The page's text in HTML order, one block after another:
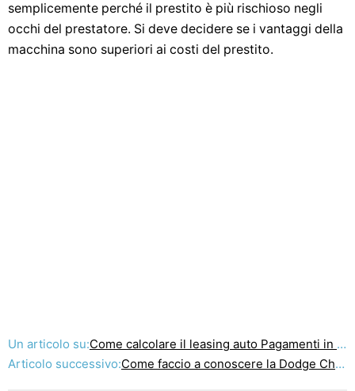
semplicemente perché il prestito è più rischioso negli
occhi del prestatore. Si deve decidere se i vantaggi della
macchina sono superiori ai costi del prestito.
Un articolo su:Come calcolare il leasing auto Pagamenti in Canada
Articolo successivo:Come faccio a conoscere la Dodge Charger?